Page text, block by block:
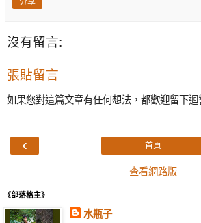
沒有留言:
張貼留言
如果您對這篇文章有任何想法，都歡迎留下迴
‹ 首頁
查看網路版
《部落格主》
水瓶子